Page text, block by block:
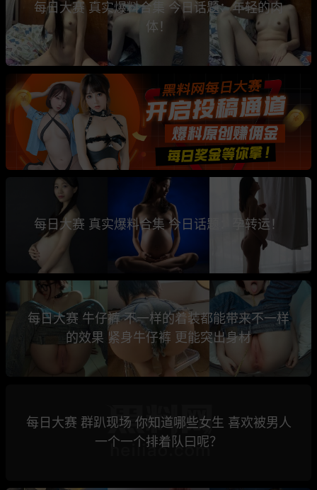
每日大赛 真实爆料合集 今日话题：年轻的肉
体！
每日大赛 真实爆料合集 今日话题：孕转运！
每日大赛 牛仔裤 不一样的着装都能带来不一样
的效果 紧身牛仔裤 更能突出身材
每日大赛 群趴现场 你知道哪些女生 喜欢被男人
一个一个排着队曰呢？